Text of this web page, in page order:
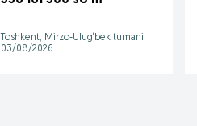
Toshkent, Mirzo-Ulug‘bek tumani
03/08/2026